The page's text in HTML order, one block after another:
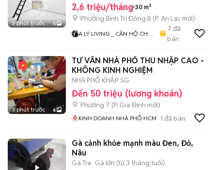
3 phút trước 5
2,6 triệu/tháng 30 m²
Phường Bình Trị Đông B (P. An Lạc mới)
A LÝ LIVING _ CĂN HỘ CHO
CHUNG CƯ - NHÀ Ở
7 đã
bán
3 phút trước 6
TƯ VẤN NHÀ PHỐ THU NHẬP CAO -
KHÔNG KINH NGHIỆM
NHÀ PHỐ KHẮP SG
Đến 50 triệu (lương khoán)
Phường 7 (P. Gia Định mới)
KINH DOANH NHÀ PHỐ HCM 1 đã bán
Gà cảnh khỏe mạnh màu Đen, Đỏ,
Nâu
Gà Tre Gà lớn (từ 3 tháng tuổi)